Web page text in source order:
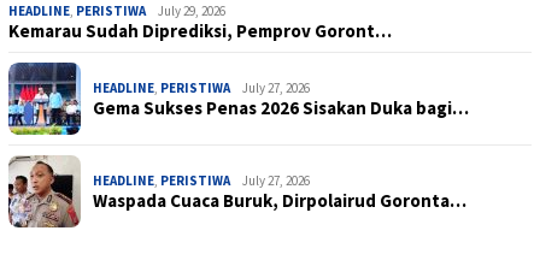
HEADLINE, PERISTIWA July 29, 2026
Kemarau Sudah Diprediksi, Pemprov Goront…
HEADLINE, PERISTIWA July 27, 2026
Gema Sukses Penas 2026 Sisakan Duka bagi…
HEADLINE, PERISTIWA July 27, 2026
Waspada Cuaca Buruk, Dirpolairud Goronta…